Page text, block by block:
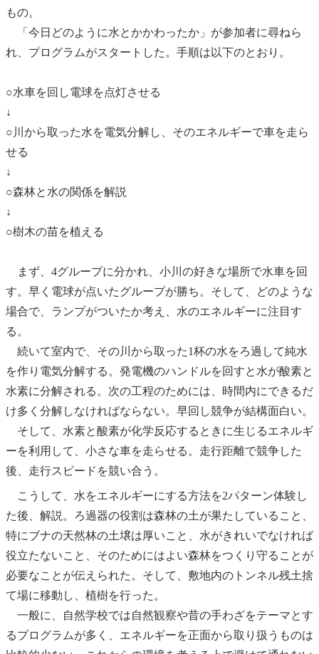
もの。
「今日どのように水とかかわったか」が参加者に尋ねら
れ、プログラムがスタートした。手順は以下のとおり。
○水車を回し電球を点灯させる
↓
○川から取った水を電気分解し、そのエネルギーで車を走ら
せる
↓
○森林と水の関係を解説
↓
○樹木の苗を植える
まず、4グループに分かれ、小川の好きな場所で水車を回
す。早く電球が点いたグループが勝ち。そして、どのような
場合で、ランプがついたか考え、水のエネルギーに注目す
る。
続いて室内で、その川から取った1杯の水をろ過して純水
を作り電気分解する。発電機のハンドルを回すと水が酸素と
水素に分解される。次の工程のためには、時間内にできるだ
け多く分解しなければならない。早回し競争が結構面白い。
そして、水素と酸素が化学反応するときに生じるエネルギ
ーを利用して、小さな車を走らせる。走行距離で競争した
後、走行スピードを競い合う。
こうして、水をエネルギーにする方法を2パターン体験し
た後、解説。ろ過器の役割は森林の土が果たしていること、
特にブナの天然林の土壌は厚いこと、水がきれいでなければ
役立たないこと、そのためにはよい森林をつくり守ることが
必要なことが伝えられた。そして、敷地内のトンネル残土捨
て場に移動し、植樹を行った。
一般に、自然学校では自然観察や昔の手わざをテーマとす
るプログラムが多く、エネルギーを正面から取り扱うものは